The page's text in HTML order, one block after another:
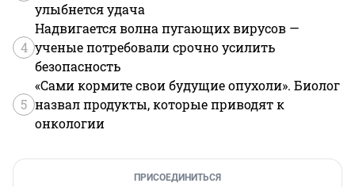
улыбнется удача
4
Надвигается волна пугающих вирусов —
ученые потребовали срочно усилить
безопасность
5
«Сами кормите свои будущие опухоли». Биолог
назвал продукты, которые приводят к
онкологии
ПРИСОЕДИНИТЬСЯ